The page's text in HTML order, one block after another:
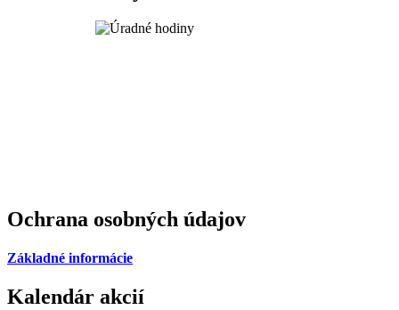
Ochrana osobných údajov
Základné informácie
Kalendár akcií